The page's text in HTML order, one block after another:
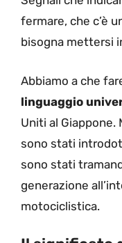
fermare, che c’è
bisogna mettersi
Abbiamo a che
linguaggio
Uniti al Giappone.
sono stati
sono stati
generazione
motociclistica.